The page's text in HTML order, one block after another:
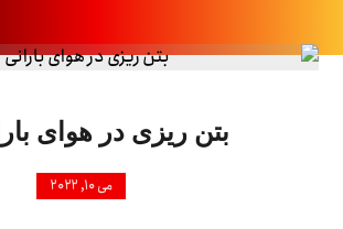
بتن ریزی در هوای
می ۱۰, ۲۰۲۲